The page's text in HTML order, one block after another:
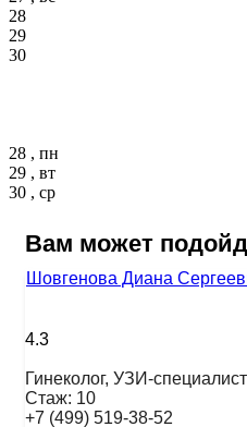
28
29
30
28 , пн
29 , вт
30 , ср
Вам может
Шовгенова Диана
4.3
Гинеколог, УЗИ-специалист
Стаж: 10
+7 (499) 519-38-52